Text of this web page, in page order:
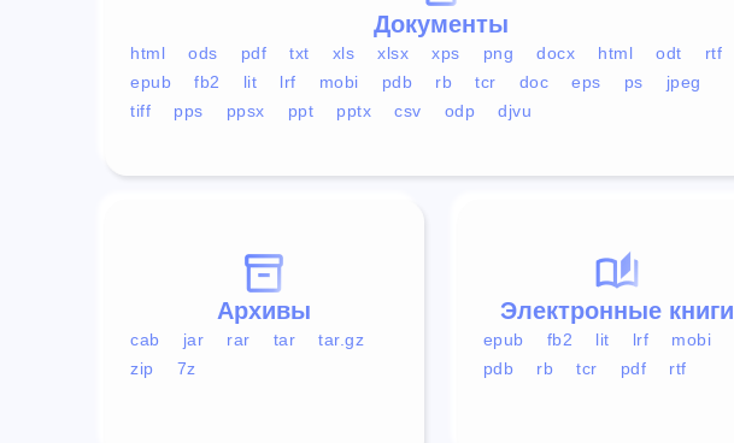
Документы
html ods pdf txt xls xlsx xps png docx html odt
rtf
epub
fb2 lit lrf mobi pdb rb tcr doc eps ps
jpeg
tiff
pps ppsx ppt pptx csv odp djvu
Электронные книги
epub fb2 lit lrf
mobi
pdb
rb tcr pdf rtf
Архивы
cab jar rar tar
tar.gz
zip
7z